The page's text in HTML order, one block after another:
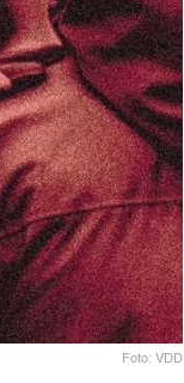
Foto: VDD